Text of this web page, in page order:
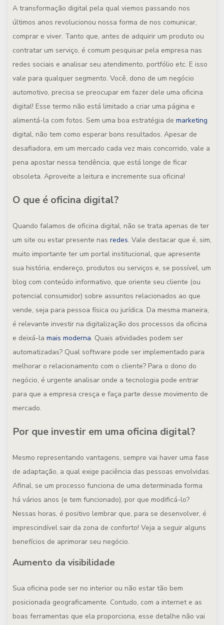
A transformação digital pela qual viemos passando nos
últimos anos revolucionou nossa forma de nos comunicar,
comprar e viver. Tanto que, antes de adquirir um produto ou
contratar um serviço, é comum pesquisar pela empresa nas
redes sociais e analisar seu atendimento, portfólio etc. E isso
vale para qualquer segmento. Você, dono de um negócio
automotivo, precisa se preocupar em fazer dele uma oficina
digital! Esse termo não está limitado a criar uma página e
alimentá-la com fotos. Sem uma boa estratégia de marketing
digital, não tem como esperar bons resultados. Apesar de
desafiadora, em um mercado cada vez mais concorrido, vale a
pena apostar nessa tendência, que está longe de ficar
obsoleta. Aproveite a leitura e incremente sua oficina!
O que é oficina digital?
Quando falamos de oficina digital, não se trata apenas de ter
um site ou estar presente nas redes. Vale destacar que é, sim,
muito importante ter um portal institucional, que apresente
sua história, endereço, produtos ou serviços e, se possível, um
blog com conteúdo informativo, que oriente seu cliente (ou
potencial consumidor) sobre assuntos relacionados ao que
vende, seja para pessoa física ou jurídica. Da mesma maneira,
é relevante investir na digitalização dos processos da oficina
e deixá-la mais moderna. Quais atividades podem ser
automatizadas? Qual software pode ser implementado para
melhorar o relacionamento com o cliente? Para o dono do
negócio, é urgente analisar onde a tecnologia pode entrar
para que a empresa cresça e faça parte desse movimento de
mercado.
Por que investir em uma oficina digital?
Mesmo representando vantagens, sempre vai haver uma fase
de adaptação, a qual exige paciência das pessoas envolvidas.
Afinal, se um processo funciona de uma determinada forma
há vários anos (e tem funcionado), por que modificá-lo?
Nessas horas, é positivo lembrar que, para se desenvolver, é
imprescindível sair da zona de conforto! Veja a seguir alguns
benefícios de aprimorar seu negócio.
Aumento da visibilidade
Sua oficina pode ser no interior ou não estar tão bem
posicionada geograficamente. Contudo, com a internet e as
boas ferramentas que ela proporciona, esse detalhe não vai